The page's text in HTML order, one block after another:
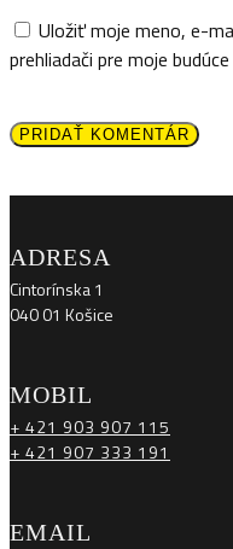
Uložiť moje meno, e-
prehliadači pre moje
PRIDAŤ KOMENTÁR
ADRESA
Cintorínska 1
040 01 Košice
MOBIL
+ 421 903 907 115
+ 421 907 333 191
EMAIL